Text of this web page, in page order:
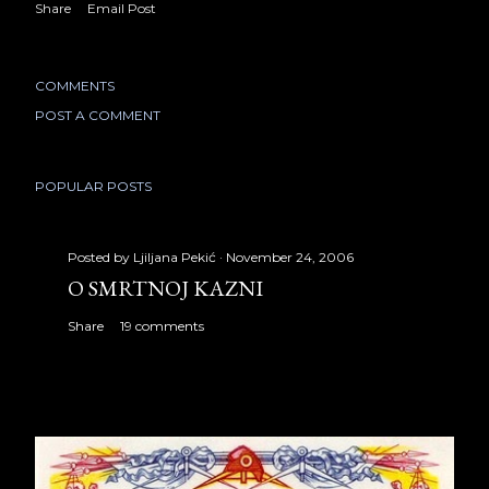
Share Email Post
COMMENTS
POST A COMMENT
POPULAR POSTS
Posted by Ljiljana Pekić November 24, 2006
O SMRTNOJ KAZNI
Share 19 comments